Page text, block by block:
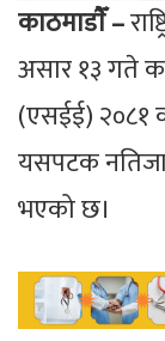
काठमाडाैँ –
असार १३ गते
(एसईई) २०८१
यसपटक
भएको छ।